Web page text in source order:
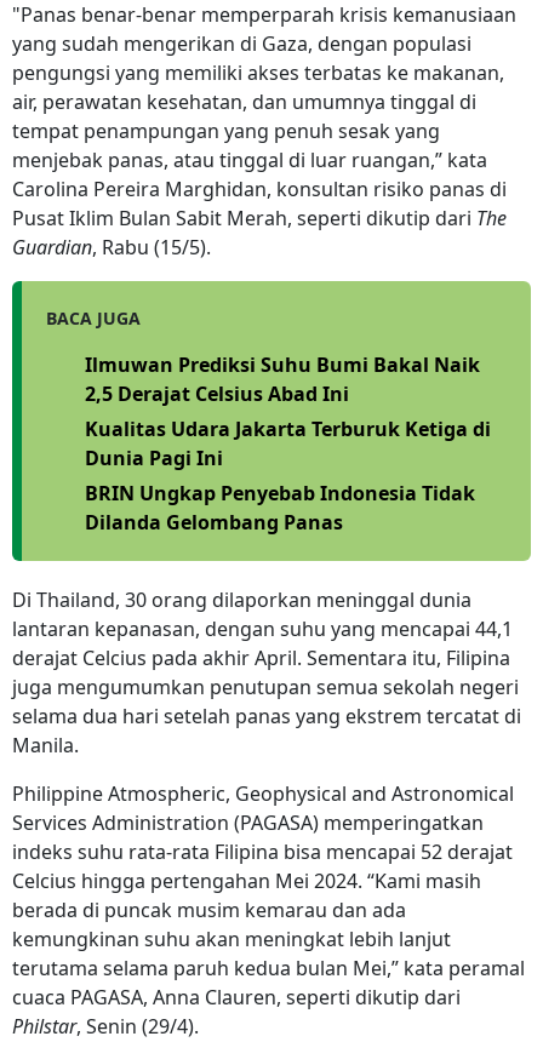
"Panas benar-benar memperparah krisis kemanusiaan
yang sudah mengerikan di Gaza, dengan populasi
pengungsi yang memiliki akses terbatas ke makanan,
air, perawatan kesehatan, dan umumnya tinggal di
tempat penampungan yang penuh sesak yang
menjebak panas, atau tinggal di luar ruangan,” kata
Carolina Pereira Marghidan, konsultan risiko panas di
Pusat Iklim Bulan Sabit Merah, seperti dikutip dari The
Guardian, Rabu (15/5).
BACA JUGA
Ilmuwan Prediksi Suhu Bumi Bakal Naik
2,5 Derajat Celsius Abad Ini
Kualitas Udara Jakarta Terburuk Ketiga di
Dunia Pagi Ini
BRIN Ungkap Penyebab Indonesia Tidak
Dilanda Gelombang Panas
Di Thailand, 30 orang dilaporkan meninggal dunia
lantaran kepanasan, dengan suhu yang mencapai 44,1
derajat Celcius pada akhir April. Sementara itu, Filipina
juga mengumumkan penutupan semua sekolah negeri
selama dua hari setelah panas yang ekstrem tercatat di
Manila.
Philippine Atmospheric, Geophysical and Astronomical
Services Administration (PAGASA) memperingatkan
indeks suhu rata-rata Filipina bisa mencapai 52 derajat
Celcius hingga pertengahan Mei 2024. “Kami masih
berada di puncak musim kemarau dan ada
kemungkinan suhu akan meningkat lebih lanjut
terutama selama paruh kedua bulan Mei,” kata peramal
cuaca PAGASA, Anna Clauren, seperti dikutip dari
Philstar, Senin (29/4).